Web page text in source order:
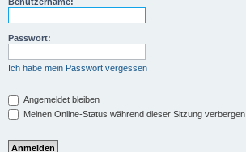
Passwort:
Ich habe mein Passwort vergessen
Angemeldet bleiben
Meinen Online-Status während dieser Sitzung verbergen